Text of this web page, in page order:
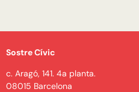
Sostre Cívic
c. Aragó, 141. 4a planta.
08015 Barcelona